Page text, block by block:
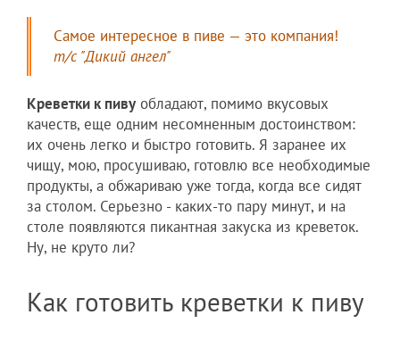
Самое интересное в пиве — это компания!
т/с "Дикий ангел"
Креветки к пиву обладают, помимо вкусовых
качеств, еще одним несомненным достоинством:
их очень легко и быстро готовить. Я заранее их
чищу, мою, просушиваю, готовлю все необходимые
продукты, а обжариваю уже тогда, когда все сидят
за столом. Серьезно - каких-то пару минут, и на
столе появляются пикантная закуска из креветок.
Ну, не круто ли?
Как готовить креветки к пиву